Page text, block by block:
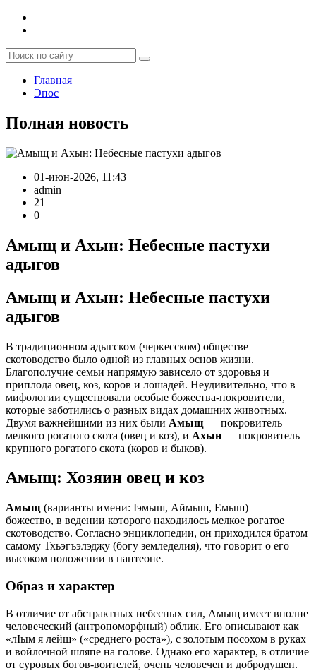
Главная
Эпос
Полная новость
01-июн-2026, 11:43
admin
21
0
Амыщ и Ахын: Небесные пастухи
адыгов
Амыщ и Ахын: Небесные пастухи
адыгов
В традиционном адыгском (черкесском) обществе
скотоводство было одной из главных основ жизни.
Благополучие семьи напрямую зависело от здоровья и
приплода овец, коз, коров и лошадей. Неудивительно, что в
мифологии существовали особые божества-покровители,
которые заботились о разных видах домашних животных.
Двумя важнейшими из них были Амыщ — покровитель
мелкого рогатого скота (овец и коз), и Ахын — покровитель
крупного рогатого скота (коров и быков).
Амыщ: Хозяин овец и коз
Амыщ (варианты имени: Iэмыш, Аймыш, Емыш) —
божество, в ведении которого находилось мелкое рогатое
скотоводство. Согласно энциклопедии, он приходился братом
самому Тхьэгъэлэджу (богу земледелия), что говорит о его
высоком положении в пантеоне.
Образ и характер
В отличие от абстрактных небесных сил, Амыщ имеет вполне
человеческий (антропоморфный) облик. Его описывают как
«лIым я лейщ» («среднего роста»), с золотым посохом в руках
и войлочной шляпе на голове. Однако его характер, в отличие
от суровых богов-воителей, очень человечен и добродушен.